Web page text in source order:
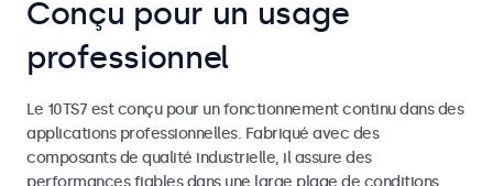
Conçu pour un usage
professionnel
Le 10TS7 est conçu pour un fonctionnement continu dans des
applications professionnelles. Fabriqué avec des
composants de qualité industrielle, il assure des
performances fiables dans une large plage de conditions